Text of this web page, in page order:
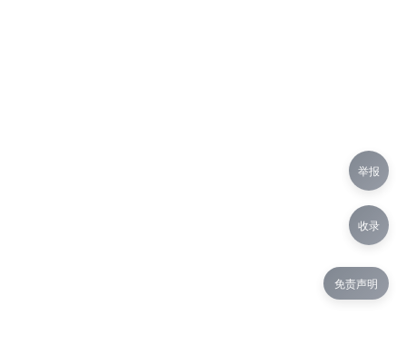
免责声明
举报
收录